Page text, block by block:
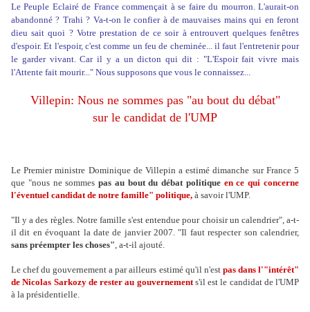
Le Peuple Eclairé de France commençait à se faire du mourron. L'aurait-on
abandonné ? Trahi ? Va-t-on le confier à de mauvaises mains qui en feront
dieu sait quoi ? Votre prestation de ce soir à entrouvert quelques fenêtres
d'espoir. Et l'espoir, c'est comme un feu de cheminée... il faut l'entretenir pour
le garder vivant. Car il y a un dicton qui dit : "L'Espoir fait vivre mais
l'Attente fait mourir..." Nous supposons que vous le connaissez...
Villepin: Nous ne sommes pas "au bout du débat"
sur le candidat de l'UMP
Le Premier ministre Dominique de Villepin a estimé dimanche sur France 5
que "nous ne sommes pas au bout du débat politiqueen ce qui concerne
l'éventuel candidat de notre famille" politique, à savoir l'UMP.
"Il y a des règles. Notre famille s'est entendue pour choisir un calendrier", a-t-
il dit en évoquant la date de janvier 2007. "Il faut respecter son calendrier,
sans préempter les choses", a-t-il ajouté.
Le chef du gouvernement a par ailleurs estimé qu'il n'estpas dans l'"intérêt"
de Nicolas Sarkozy de rester au gouvernements'il est le candidat de l'UMP
à la présidentielle.